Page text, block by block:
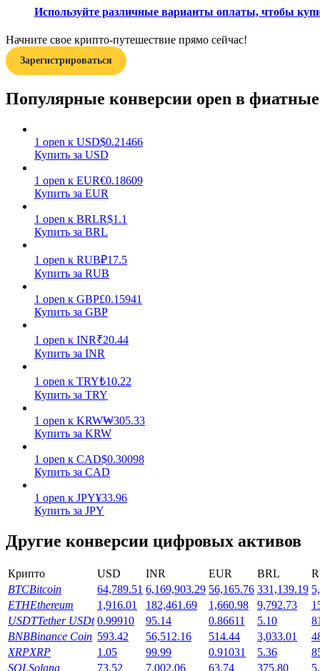
Гид
Торговые стратегии
Узнайте, как оставаться прибыльным
Заработок
Получайте конкурентные награды ежедневно
Используйте различные варианты оплаты, чтобы
Начните свое крипто-путешествие прямо сейчас!
Зарегистрироваться
Популярные конверсии open в
1 open к USD$0.21466
Купить за USD
1 open к EUR€0.18609
Купить за EUR
1 open к BRLR$1.1
Купить за BRL
1 open к RUB₽17.5
Купить за RUB
1 open к GBP£0.15941
Купить за GBP
1 open к INR₹20.44
Купить за INR
1 open к TRY₺10.22
Купить за TRY
1 open к KRW₩305.33
Купить за KRW
1 open к CAD$0.30098
Купить за CAD
1 open к JPY¥33.96
Купить за JPY
Другие конверсии цифровых активов
Крипто USD INR EUR BRL
BTCBitcoin 64,789.51 6,169,903.29 56,165.76 331,139.19
ETHEthereum 1,916.01 182,461.69 1,660.98 9,792.73
USDTTether USDt 0.99910 95.14 0.86611 5.10
BNBBinance Coin 593.42 56,512.16 514.44 3,033.01
XRPXRP 1.05 99.99 0.91031 5.36
SOLSolana 73.52 7,002.06 63.74 375.80